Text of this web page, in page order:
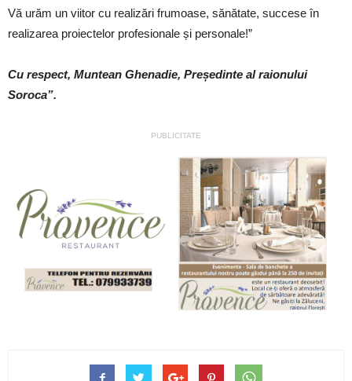
Vă urăm un viitor cu realizări frumoase, sănătate, succese în
realizarea proiectelor profesionale și personale!”
Cu respect, Muntean Ghenadie, Președinte al raionului
Soroca”.
PUBLICITATE